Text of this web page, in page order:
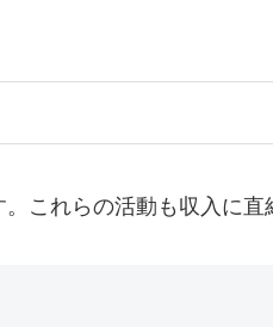
これらの活動も収入に直